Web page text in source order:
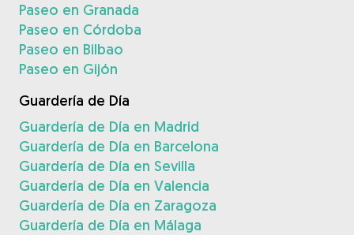
Paseo en Granada
Paseo en Córdoba
Paseo en Bilbao
Paseo en Gijón
Guardería de Día
Guardería de Día en Madrid
Guardería de Día en Barcelona
Guardería de Día en Sevilla
Guardería de Día en Valencia
Guardería de Día en Zaragoza
Guardería de Día en Málaga